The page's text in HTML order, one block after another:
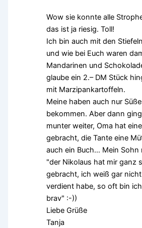
Wow sie konnte alle
das ist ja riesig. Toll!
Ich bin auch mit den
und wie bei Euch waren
Mandarinen und
glaube ein 2.– DM Stück
mit Marzipankartoffeln.
Meine haben auch nur
bekommen. Aber dann
munter weiter, Oma hat
gebracht, die Tante eine
auch ein Buch… Mein Sohn
"der Nikolaus hat mir ganz
gebracht, ich weiß gar
verdient habe, so oft bin
brav" :-))
Liebe Grüße
Tanja